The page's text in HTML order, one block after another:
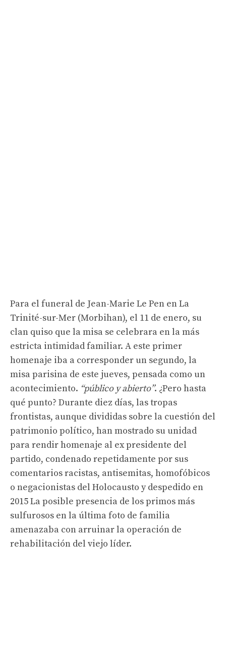
Para el funeral de Jean-Marie Le Pen en La
Trinité-sur-Mer (Morbihan), el 11 de enero, su
clan quiso que la misa se celebrara en la más
estricta intimidad familiar. A este primer
homenaje iba a corresponder un segundo, la
misa parisina de este jueves, pensada como un
acontecimiento. “público y abierto”. ¿Pero hasta
qué punto? Durante diez días, las tropas
frontistas, aunque divididas sobre la cuestión del
patrimonio político, han mostrado su unidad
para rendir homenaje al ex presidente del
partido, condenado repetidamente por sus
comentarios racistas, antisemitas, homofóbicos
o negacionistas del Holocausto y despedido en
2015 La posible presencia de los primos más
sulfurosos en la última foto de familia
amenazaba con arruinar la operación de
rehabilitación del viejo líder.